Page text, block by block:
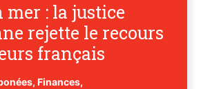
mer : la justice
rejette le recours
français
, Finances,